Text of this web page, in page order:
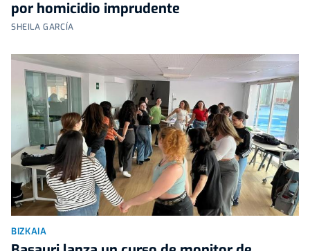
por homicidio imprudente
SHEILA GARCÍA
BIZKAIA